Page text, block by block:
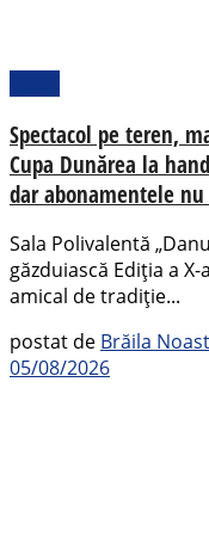
Spectacol pe teren,
Cupa Dunărea la
dar abonamentele
Sala Polivalentă
găzduiască Ediția a
amical de tradiție...
postat de Brăila
05/08/2026